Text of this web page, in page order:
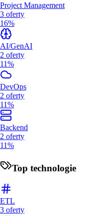
Project Management
3 oferty
16%
AI/GenAI
2 oferty
11%
DevOps
2 oferty
11%
Backend
2 oferty
11%
Top technologie
ETL
3 oferty